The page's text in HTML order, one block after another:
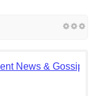
News & Gossip |